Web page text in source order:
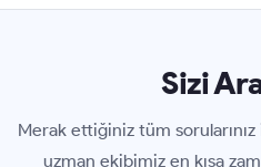
Sizi
Merak ettiğiniz tüm
uzman ekibimiz en kısa